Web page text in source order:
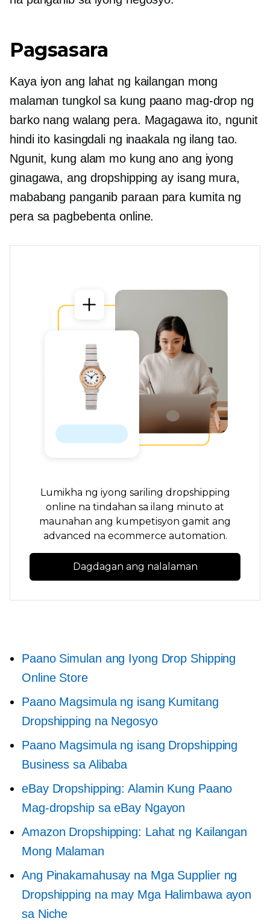
Pagsasara
Kaya iyon ang lahat ng kailangan mong
malaman tungkol sa kung paano mag-drop ng
barko nang walang pera. Magagawa ito, ngunit
hindi ito kasingdali ng inaakala ng ilang tao.
Ngunit, kung alam mo kung ano ang iyong
ginagawa, ang dropshipping ay isang mura,
mababang panganib paraan para kumita ng
pera sa pagbebenta online.
Lumikha ng iyong sariling dropshipping
online na tindahan sa ilang minuto at
maunahan ang kumpetisyon gamit ang
advanced na ecommerce automation.
Dagdagan ang nalalaman
Paano Simulan ang Iyong Drop Shipping
Online Store
Paano Magsimula ng isang Kumitang
Dropshipping na Negosyo
Paano Magsimula ng isang Dropshipping
Business sa Alibaba
eBay Dropshipping: Alamin Kung Paano
Mag-dropship sa eBay Ngayon
Amazon Dropshipping: Lahat ng Kailangan
Mong Malaman
Ang Pinakamahusay na Mga Supplier ng
Dropshipping na may Mga Halimbawa ayon
sa Niche